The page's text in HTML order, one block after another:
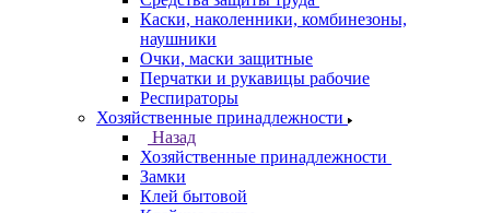
Каски, наколенники, комбинезоны,
наушники
Очки, маски защитные
Перчатки и рукавицы рабочие
Респираторы
Хозяйственные принадлежности
Назад
Хозяйственные принадлежности
Замки
Клей бытовой